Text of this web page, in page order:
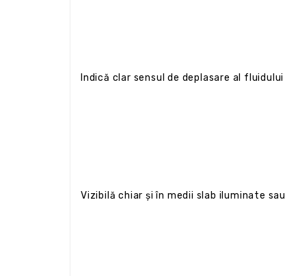
Indică clar sensul de deplasare al fluidului
Vizibilă chiar și în medii slab iluminate